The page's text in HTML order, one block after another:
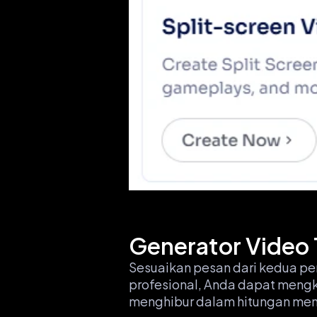
Generator Video
Sesuaikan pesan dari kedua
profesional, Anda dapat
menghibur dalam hitungan